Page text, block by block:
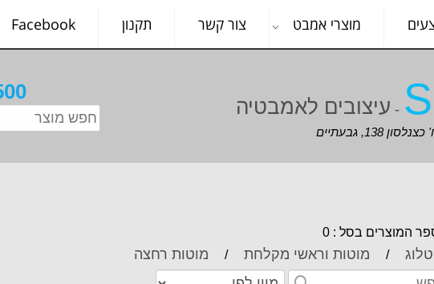
מוצרי אמבט צור קשר תקנון Facebook
- עיצובים לאמבטיה
138, גבעתיים
המוצרים בסל : 0
/ מוטות וראשי מקלחת / מוטות רחצה